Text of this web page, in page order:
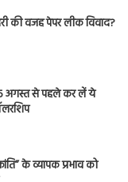
की वजह पेपर लीक विवाद?
अगस्त से पहले कर लें ये
के व्यापक प्रभाव को